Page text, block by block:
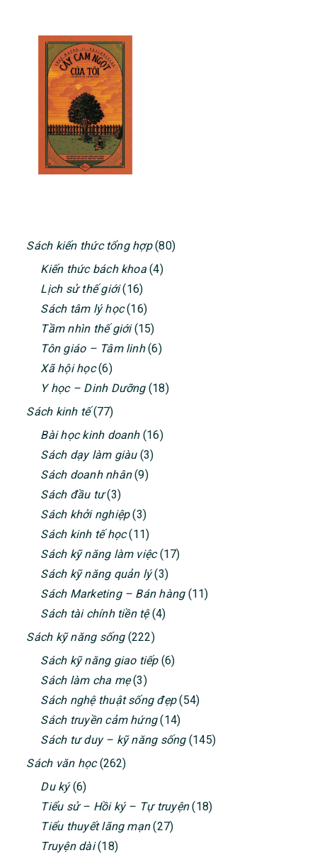
PRIMARY
SIDEBAR
Sách kiến thức tổng hợp(80)
Kiến thức bách khoa(4)
Lịch sử thế giới(16)
Sách tâm lý học(16)
Tầm nhìn thế giới(15)
Tôn giáo – Tâm linh(6)
Xã hội học(6)
Y học – Dinh Dưỡng(18)
Sách kinh tế(77)
Bài học kinh doanh(16)
Sách dạy làm giàu(3)
Sách doanh nhân(9)
Sách đầu tư(3)
Sách khởi nghiệp(3)
Sách kinh tế học(11)
Sách kỹ năng làm việc(17)
Sách kỹ năng quản lý(3)
Sách Marketing – Bán hàng(11)
Sách tài chính tiền tệ(4)
Sách kỹ năng sống(222)
Sách kỹ năng giao tiếp(6)
Sách làm cha mẹ(3)
Sách nghệ thuật sống đẹp(54)
Sách truyền cảm hứng(14)
Sách tư duy – kỹ năng sống(145)
Sách văn học(262)
Du ký(6)
Tiểu sử – Hồi ký – Tự truyện(18)
Tiểu thuyết lãng mạn(27)
Truyện dài(18)